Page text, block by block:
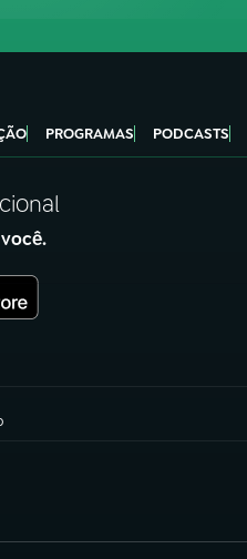
PROGRAMAS PODCASTS